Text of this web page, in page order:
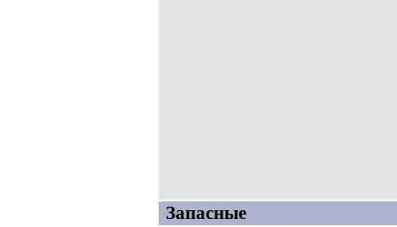
Запасные